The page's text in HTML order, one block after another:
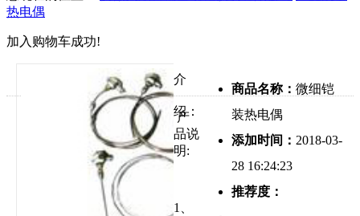
热电偶
加入购物车成功!
商品名称：微细铠
装热电偶
添加时间：2018-03-
28 16:24:23
推荐度：
介
绍：
产
品说
明:
1、